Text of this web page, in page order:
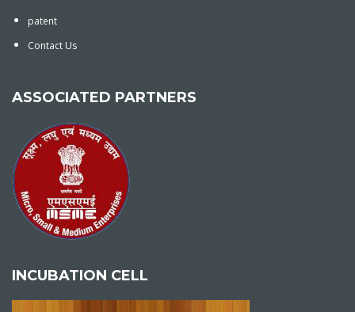
patent
Contact Us
ASSOCIATED PARTNERS
INCUBATION CELL